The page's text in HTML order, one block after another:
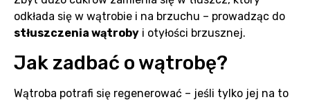
odkłada się w wątrobie i na brzuchu – prowadząc do
stłuszczenia wątroby i otyłości brzusznej.
Jak zadbać o wątrobę?
Wątroba potrafi się regenerować – jeśli tylko jej na to